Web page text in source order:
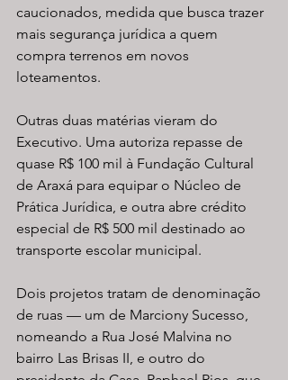
caucionados, medida que busca trazer
mais segurança jurídica a quem
compra terrenos em novos
loteamentos.
Outras duas matérias vieram do
Executivo. Uma autoriza repasse de
quase R$ 100 mil à Fundação Cultural
de Araxá para equipar o Núcleo de
Prática Jurídica, e outra abre crédito
especial de R$ 500 mil destinado ao
transporte escolar municipal.
Dois projetos tratam de denominação
de ruas — um de Marciony Sucesso,
nomeando a Rua José Malvina no
bairro Las Brisas II, e outro do